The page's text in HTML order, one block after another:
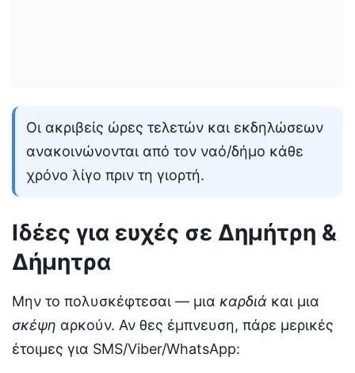
Οι ακριβείς ώρες τελετών και εκδηλώσεων
ανακοινώνονται από τον ναό/δήμο κάθε
χρόνο λίγο πριν τη γιορτή.
Ιδέες για ευχές σε Δημήτρη &
Δήμητρα
Μην το πολυσκέφτεσαι — μια καρδιά και μια
σκέψη αρκούν. Αν θες έμπνευση, πάρε μερικές
έτοιμες για SMS/Viber/WhatsApp: